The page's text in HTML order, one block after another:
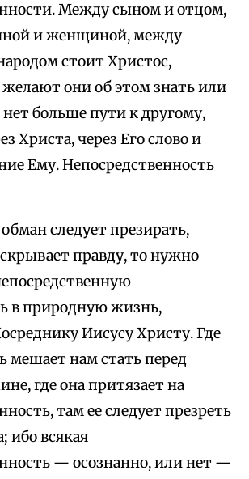
Между сыном и отцом,
и женщиной, между
стоит Христос,
они об этом знать или
нет больше пути к другому,
Христа, через Его слово и
Ему. Непосредственность
следует презирать,
правду, то нужно
в природную жизнь,
Иисусу Христу. Где
мешает нам стать перед
где она притязает на
там ее следует презреть
ибо всякая
— осознанно, или нет —